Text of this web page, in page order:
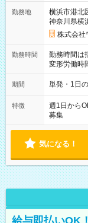
勤務地
横浜市港北
神奈川県横
株式会社
勤務時間
勤務時間は
変形労働時間制
～21：00
期間 単発・1日
特徴
週1日から
募集
気になる！
給与即払いOK